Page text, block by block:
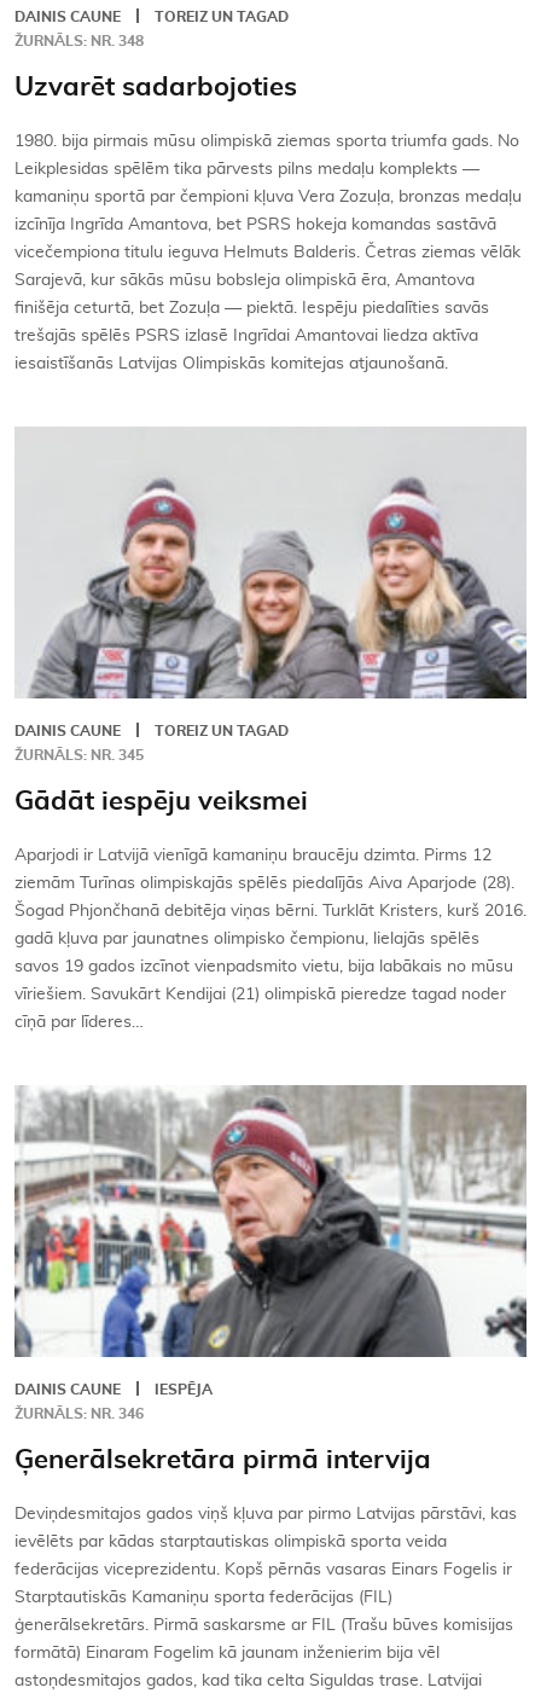
DAINIS CAUNE
TOREIZ UN TAGAD
ŽURNĀLS: NR. 348
Uzvarēt sadarbojoties
1980. bija pirmais mūsu olimpiskā ziemas sporta triumfa gads. No
Leikplesidas spēlēm tika pārvests pilns medaļu komplekts —
kamaniņu sportā par čempioni kļuva Vera Zozuļa, bronzas medaļu
izcīnīja Ingrīda Amantova, bet PSRS hokeja komandas sastāvā
vicečempiona titulu ieguva Helmuts Balderis. Četras ziemas vēlāk
Sarajevā, kur sākās mūsu bobsleja olimpiskā ēra, Amantova
finišēja ceturtā, bet Zozuļa — piektā. Iespēju piedalīties savās
trešajās spēlēs PSRS izlasē Ingrīdai Amantovai liedza aktīva
iesaistīšanās Latvijas Olimpiskās komitejas atjaunošanā.
DAINIS CAUNE
TOREIZ UN TAGAD
ŽURNĀLS: NR. 345
Gādāt iespēju veiksmei
Aparjodi ir Latvijā vienīgā kamaniņu braucēju dzimta. Pirms 12
ziemām Turīnas olimpiskajās spēlēs piedalījās Aiva Aparjode (28).
Šogad Phjončhanā debitēja viņas bērni. Turklāt Kristers, kurš 2016.
gadā kļuva par jaunatnes olimpisko čempionu, lielajās spēlēs
savos 19 gados izcīnot vienpadsmito vietu, bija labākais no mūsu
vīriešiem. Savukārt Kendijai (21) olimpiskā pieredze tagad noder
cīņā par līderes…
DAINIS CAUNE
IESPĒJA
ŽURNĀLS: NR. 346
Ģenerālsekretāra pirmā intervija
Deviņdesmitajos gados viņš kļuva par pirmo Latvijas pārstāvi, kas
ievēlēts par kādas starptautiskas olimpiskā sporta veida
federācijas viceprezidentu. Kopš pērnās vasaras Einars Fogelis ir
Starptautiskās Kamaniņu sporta federācijas (FIL)
ģenerālsekretārs. Pirmā saskarsme ar FIL (Trašu būves komisijas
formātā) Einaram Fogelim kā jaunam inženierim bija vēl
astoņdesmitajos gados, kad tika celta Siguldas trase. Latvijai